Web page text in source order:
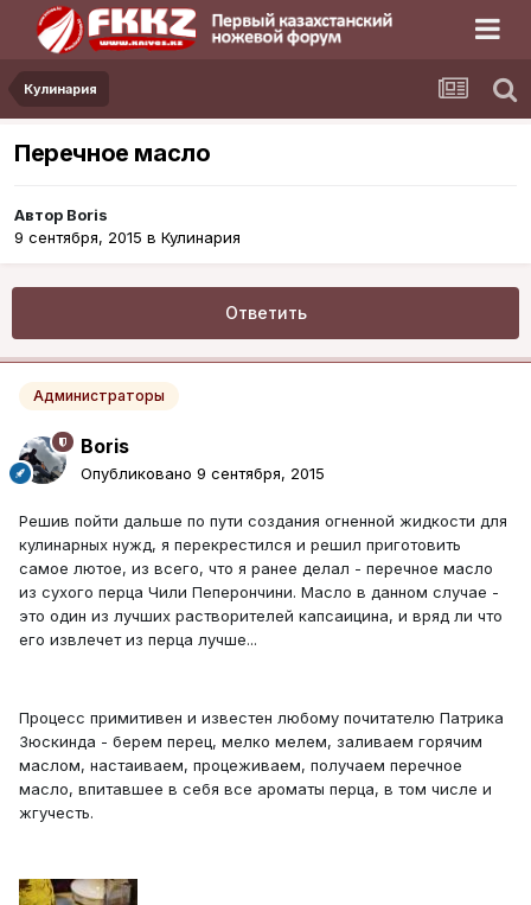
Кулинария
Перечное масло
Автор Boris
9 сентября, 2015 в Кулинария
Ответить
Администраторы
Boris
Опубликовано 9 сентября, 2015
Решив пойти дальше по пути создания огненной жидкости для
кулинарных нужд, я перекрестился и решил приготовить
самое лютое, из всего, что я ранее делал - перечное масло
из сухого перца Чили Пеперончини. Масло в данном случае -
это один из лучших растворителей капсаицина, и вряд ли что
его извлечет из перца лучше...
Процесс примитивен и известен любому почитателю Патрика
Зюскинда - берем перец, мелко мелем, заливаем горячим
маслом, настаиваем, процеживаем, получаем перечное
масло, впитавшее в себя все ароматы перца, в том числе и
жгучесть.